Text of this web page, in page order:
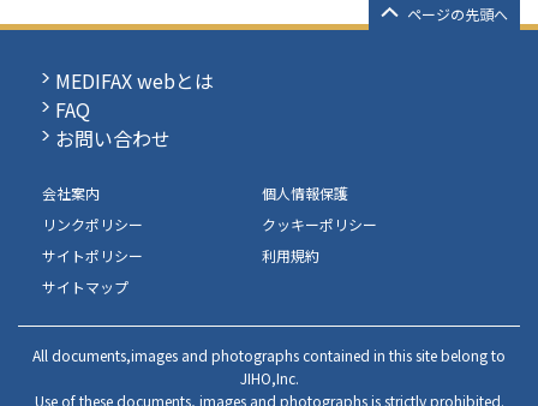
ページの先頭へ
MEDIFAX webとは
FAQ
お問い合わせ
会社案内
個人情報保護
リンクポリシー
クッキーポリシー
サイトポリシー
利用規約
サイトマップ
All documents,images and photographs contained in this site belong to
JIHO,Inc.
Use of these documents, images and photographs is strictly prohibited.